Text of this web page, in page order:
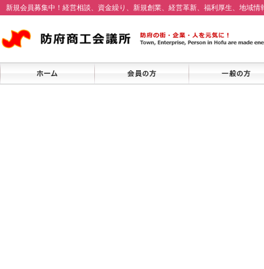
新規会員募集中！経営相談、資金繰り、新規創業、経営革新、福利厚生、地域